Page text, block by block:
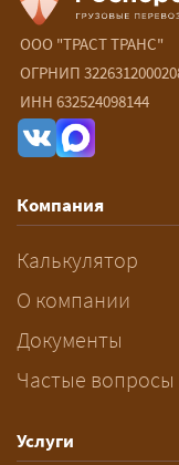
— От 90
влияют
За
—
рабочих
ООО "ТРАСТ ТРАНС"
ОГРНИП
ИНН 632524098144
Компания
Калькулятор
О компании
Документы
Частые вопросы
Услуги